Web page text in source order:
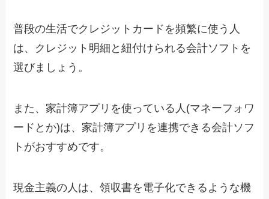
普段の生活でクレジットカードを頻繁に使う人
は、クレジット明細と紐付けられる会計ソフトを
選びましょう。
また、家計簿アプリを使っている人(マネーフォワ
ードとか)は、家計簿アプリを連携できる会計ソフ
トがおすすめです。
現金主義の人は、領収書を電子化できるような機